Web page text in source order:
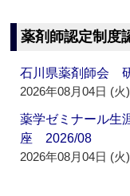
薬剤師認定制度
石川県薬剤師会
2026年08月04日 (火)
薬学ゼミナール生
座 2026/08
2026年08月04日 (火)